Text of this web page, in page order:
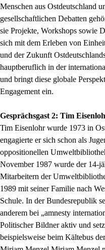
Menschen aus Ostdeutschland
gesellschaftlichen Debatten
sie Projekte, Workshops sowie
sich mit dem Erleben von
und der Zukunft
hauptberuflich in der
und bringt diese globale
Engagement ein.
Gesprächsgast 2: Tim
Tim Eisenlohr wurde 1973 in
engagierte er sich schon als
oppositionellen
November 1987 wurde der 14-
Mitarbeitern der
1989 mit seiner Familie nach
Schule. In der Bundesrepublik
anderem bei „amnesty
Politischer Bildner aktiv und
beispielsweise beim Kältebus